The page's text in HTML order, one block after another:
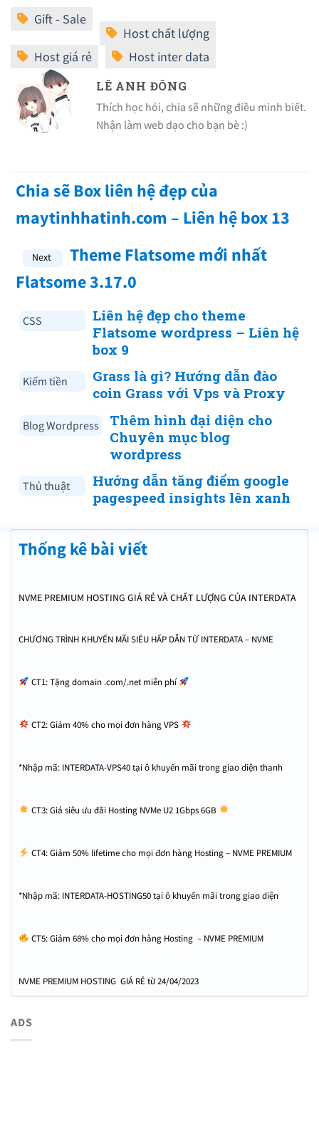
LÊ ANH ĐÔNG
Thích học hỏi, chia sẽ những điều minh biết.
Nhận làm web dạo cho bạn bè :)
Chia sẽ Box liên hệ đẹp của
maytinhhatinh.com – Liên hệ box 13
Theme Flatsome mới nhất
Flatsome 3.17.0
CSS
Liên hệ đẹp cho theme
Flatsome wordpress – Liên hệ
box 9
Kiếm tiền
Grass là gì? Hướng dẫn đào
coin Grass với Vps và Proxy
Blog Wordpress
Thêm hình đại diện cho
Chuyên mục blog
wordpress
Thủ thuật
Hướng dẫn tăng điểm google
pagespeed insights lên xanh
Thống kê bài viết
NVME PREMIUM HOSTING GIÁ RẺ VÀ CHẤT LƯỢNG CỦA INTERDATA
CHƯƠNG TRÌNH KHUYẾN MÃI SIÊU HẤP DẪN TỪ INTERDATA – NVME
CT1: Tặng domain .com/.net miễn phí
CT2: Giảm 40% cho mọi đơn hàng VPS
*Nhập mã: INTERDATA-VPS40 tại ô khuyến mãi trong giao diện thanh
CT3: Giá siêu ưu đãi Hosting NVMe U2 1Gbps 6GB
CT4: Giảm 50% lifetime cho mọi đơn hàng Hosting – NVME PREMIUM
*Nhập mã: INTERDATA-HOSTING50 tại ô khuyến mãi trong giao diện
CT5: Giảm 68% cho mọi đơn hàng Hosting – NVME PREMIUM
NVME PREMIUM HOSTING GIÁ RẺ từ 24/04/2023
ADS